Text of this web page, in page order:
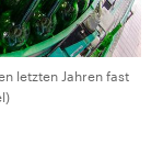
letzten Jahren fast